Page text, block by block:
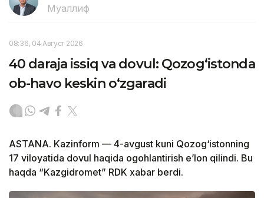
Муаллиф
08:36, 04 Август 2026
40 daraja issiq va dovul: Qozog‘istonda
ob-havo keskin o‘zgaradi
ASTANA. Kazinform — 4-avgust kuni Qozog‘istonning
17 viloyatida dovul haqida ogohlantirish e’lon qilindi. Bu
haqda “Kazgidromet” RDK xabar berdi.